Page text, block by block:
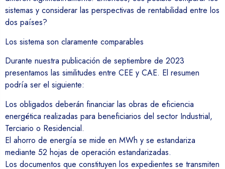
sistemas y considerar las perspectivas de rentabilidad entre los
dos países?
Los sistema son claramente comparables
Durante nuestra publicación de septiembre de 2023
presentamos las similitudes entre CEE y CAE. El resumen
podría ser el siguiente:
Los obligados deberán financiar las obras de eficiencia
energética realizadas para beneficiarios del sector Industrial,
Terciario o Residencial.
El ahorro de energía se mide en MWh y se estandariza
mediante 52 hojas de operación estandarizadas.
Los documentos que constituyen los expedientes se transmiten